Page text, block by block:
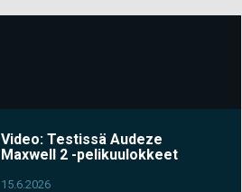
Video: Testissä Audeze
Maxwell 2 -pelikuulokkeet
15.6.2026